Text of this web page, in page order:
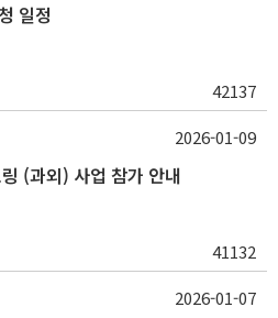
일정
42137
(과외) 사업 참가 안내
41132
2026-01-09
2026-01-07